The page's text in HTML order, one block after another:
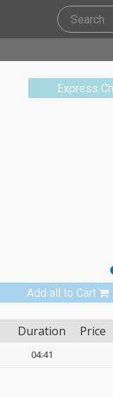
Express
Add all to Cart
Duration Price
04:41